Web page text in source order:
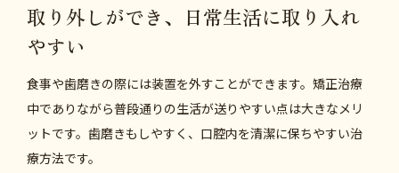
取り外しができ、日常生活に取り入れ
やすい
食事や歯磨きの際には装置を外すことができます。矯正治療
中でありながら普段通りの生活が送りやすい点は大きなメリ
ットです。歯磨きもしやすく、口腔内を清潔に保ちやすい治
療方法です。